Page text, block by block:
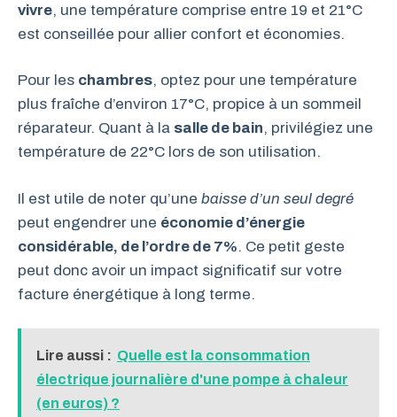
vivre, une température comprise entre 19 et 21°C
est conseillée pour allier confort et économies.
Pour les chambres, optez pour une température
plus fraîche d’environ 17°C, propice à un sommeil
réparateur. Quant à la salle de bain, privilégiez une
température de 22°C lors de son utilisation.
Il est utile de noter qu’une baisse d’un seul degré
peut engendrer une économie d’énergie
considérable, de l’ordre de 7%. Ce petit geste
peut donc avoir un impact significatif sur votre
facture énergétique à long terme.
Lire aussi : Quelle est la consommation
électrique journalière d'une pompe à chaleur
(en euros) ?